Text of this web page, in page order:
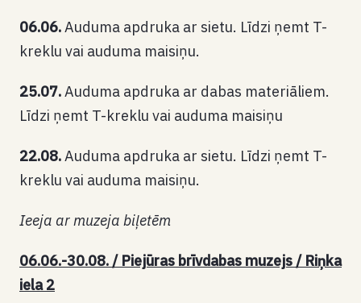
06.06.Auduma apdruka ar sietu. Līdzi ņemt T-
kreklu vai auduma maisiņu.
25.07.Auduma apdruka ar dabas materiāliem.
Līdzi ņemt T-kreklu vai auduma maisiņu
22.08.Auduma apdruka ar sietu. Līdzi ņemt T-
kreklu vai auduma maisiņu.
Ieeja ar muzeja biļetēm
06.06.-30.08. / Piejūras brīvdabas muzejs / Riņka
iela 2